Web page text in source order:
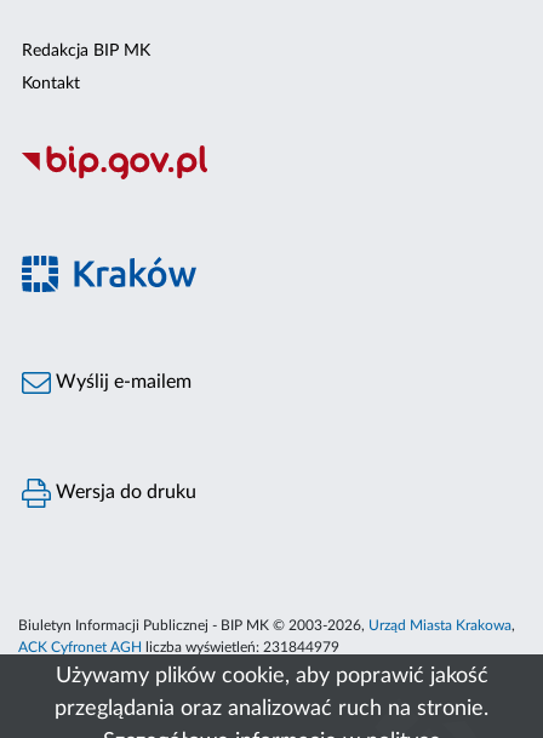
Używamy plików cookie, aby poprawić jakość
przeglądania oraz analizować ruch na stronie.
Redakcja BIP MK
Kontakt
Wyślij e-mailem
Wersja do druku
Biuletyn Informacji Publicznej - BIP MK © 2003-2026, Urząd Miasta Krakowa,
ACK Cyfronet AGH
liczba wyświetleń: 231844979